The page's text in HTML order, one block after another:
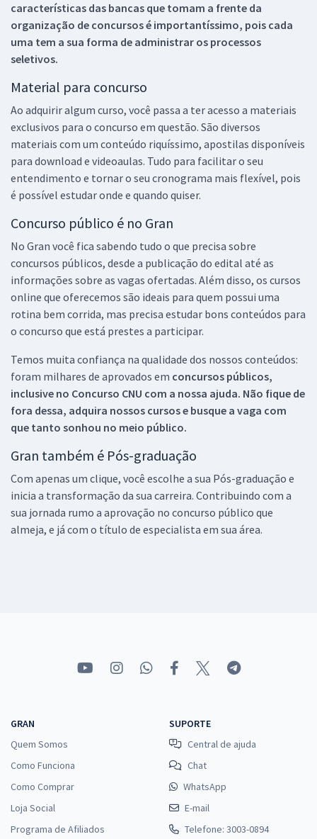
características das bancas que tomam a frente da
organização de concursos é importantíssimo, pois cada
uma tem a sua forma de administrar os processos
seletivos.
Material para concurso
Ao adquirir algum curso, você passa a ter acesso a materiais
exclusivos para o concurso em questão. São diversos
materiais com um conteúdo riquíssimo, apostilas disponíveis
para download e videoaulas. Tudo para facilitar o seu
entendimento e tornar o seu cronograma mais flexível, pois
é possível estudar onde e quando quiser.
Concurso público é no Gran
No Gran você fica sabendo tudo o que precisa sobre
concursos públicos, desde a publicação do edital até as
informações sobre as vagas ofertadas. Além disso, os cursos
online que oferecemos são ideais para quem possui uma
rotina bem corrida, mas precisa estudar bons conteúdos para
o concurso que está prestes a participar.
Temos muita confiança na qualidade dos nossos conteúdos:
foram milhares de aprovados em concursos públicos,
inclusive no Concurso CNU com a nossa ajuda. Não fique de
fora dessa, adquira nossos cursos e busque a vaga com
que tanto sonhou no meio público.
Gran também é Pós-graduação
Com apenas um clique, você escolhe a sua Pós-graduação e
inicia a transformação da sua carreira. Contribuindo com a
sua jornada rumo a aprovação no concurso público que
almeja, e já com o título de especialista em sua área.
GRAN
Quem Somos
Como Funciona
Como Comprar
Loja Social
Programa de Afiliados
SUPORTE
Central de ajuda
Chat
WhatsApp
E-mail
Telefone: 3003-0894